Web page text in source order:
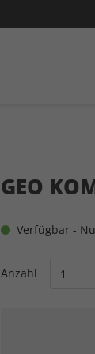
GEO
Verfügbar -
Anzahl